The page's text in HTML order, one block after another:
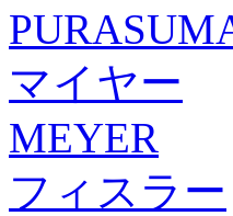
マイヤー
MEYER
フィスラー